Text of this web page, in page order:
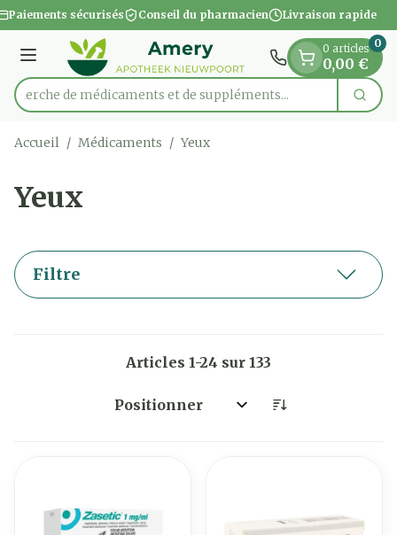
Aller au contenu
1 de 1
Paiements sécurisés Conseil du pharmacien Livraison rapide
Menu
Rechercher
Recherche de médicaments e
0 articles
0,00 €
0
Accueil / Médicaments / Yeux
Yeux
Filtre
Articles 1-24 sur 133
Trier par: